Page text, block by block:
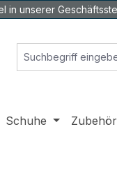
in unserer
Schuhe Zubehör